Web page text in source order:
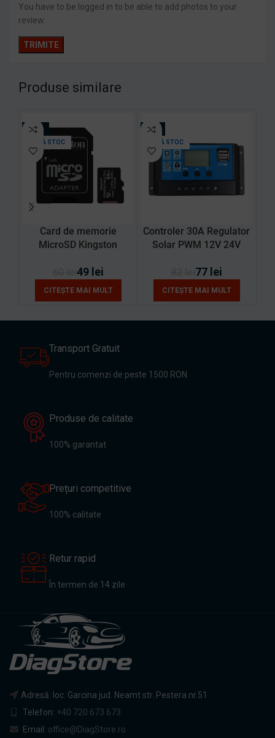
You have to be logged in to be able to add photos to your
review.
Produse similare
-18%
LIPSĂ STOC
Card de memorie
MicroSD Kingston
64GB, 100MB/s, cu
adaptor
49 lei
CITEȘTE MAI MULT
-6%
LIPSĂ STOC
Controler 30A Regulator
Solar PWM 12V 24V
de maxim 720W(24V) cu
2 mufe USB
77 lei
CITEȘTE MAI MULT
Transport Gratuit
Pentru comenzi de peste 1500 RON
Produse de calitate
100% garantat
Prețuri competitive
100% calitate
Retur rapid
În termen de 14 zile
Adresă: loc. Garcina jud. Neamt str. Pestera nr.51
Telefon: +40 720 673 673
Email: office@DiagStore.ro